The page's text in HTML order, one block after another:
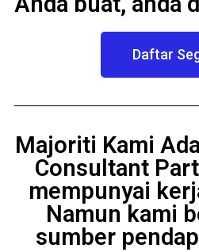
Daftar
Majoriti Kami
Consultant
mempunyai
Namun kami
sumber